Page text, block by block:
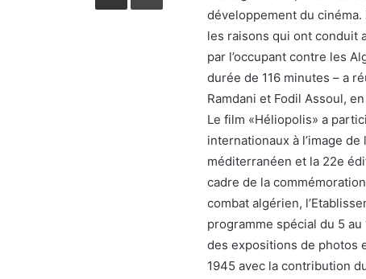
développement du
les raisons qui ont conduit
par l’occupant contre les
durée de 116 minutes – a
Ramdani et Fodil Assoul,
Le film «Héliopolis» a
internationaux à l’image
méditerranéen et la 22e
cadre de la
combat algérien,
programme spécial du 5
des expositions de photos
1945 avec la contribution